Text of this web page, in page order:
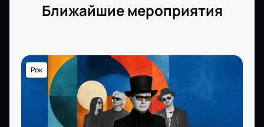
Ближайшие мероприятия
Рок